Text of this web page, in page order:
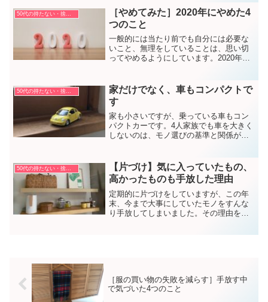
［やめてみた］2020年にやめた4
つのこと
一般的には当たり前でも自分には必要な
いこと、無理をしていることは、思い切
ってやめるようにしています。2020年も
す。
50代の持たない・捨てない暮らし方
家だけでなく、車もコンパクトで
す
家も小さいですが、乗っている車もコン
パクトカーです。4人家族でも車を大きく
しないのは、モノ選びの基準と関係があ
50代の持たない・捨てない暮らし方
【片づけ】気に入っていたもの、
高かったものも手放した理由
定期的に片づけをしていますが、この年
末、今まで大事にしていたモノをすんな
り手放してしまいました。その理由を自
［服の買い物の失敗を減らす］手放す中
で気づいた4つのこと